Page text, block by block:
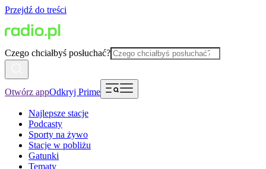
Przejdź do treści
Czego chciałbyś posłuchać?
Otwórz appOdkryj Prime
Najlepsze stacje
Podcasty
Sporty na żywo
Stacje w pobliżu
Gatunki
Tematy